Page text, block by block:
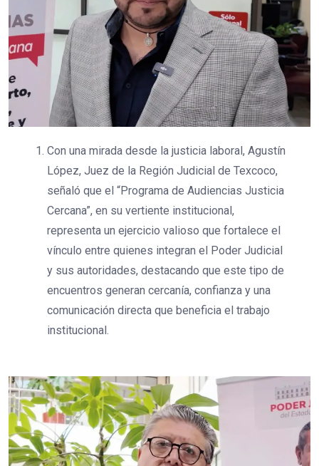
Con una mirada desde la justicia laboral, Agustín
López, Juez de la Región Judicial de Texcoco,
señaló que el “Programa de Audiencias Justicia
Cercana”, en su vertiente institucional,
representa un ejercicio valioso que fortalece el
vínculo entre quienes integran el Poder Judicial
y sus autoridades, destacando que este tipo de
encuentros generan cercanía, confianza y una
comunicación directa que beneficia el trabajo
institucional.